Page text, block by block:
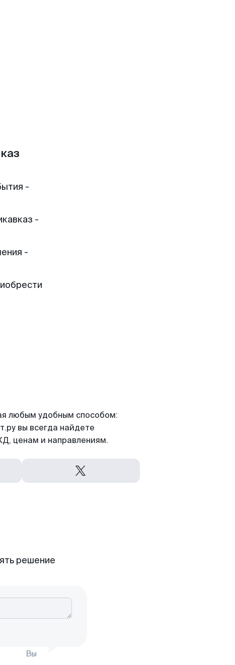
-
-
-
любым удобным способом:
вы всегда найдете
ценам и направлениям.
решение
Вы